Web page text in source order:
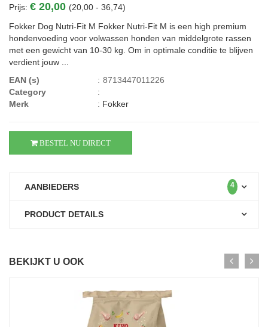
Prijs: € 20,00 (20,00 - 36,74)
Fokker Dog Nutri-Fit M Fokker Nutri-Fit M is een high premium
hondenvoeding voor volwassen honden van middelgrote rassen
met een gewicht van 10-30 kg. Om in optimale conditie te blijven
verdient jouw ...
EAN (s)
: 8713447011226
Category
:
Merk
: Fokker
BESTEL NU DIRECT
AANBIEDERS 4
PRODUCT DETAILS
BEKIJKT U OOK